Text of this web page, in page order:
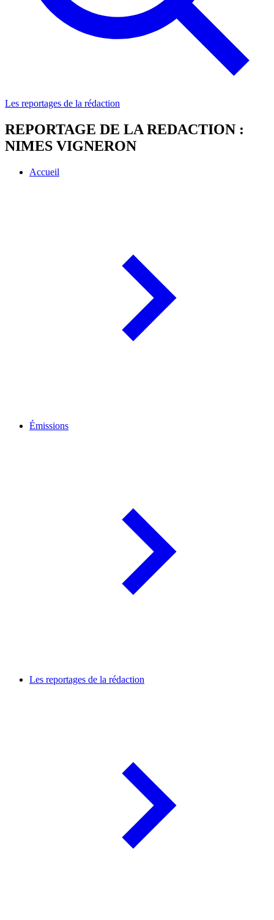
Les reportages de la rédaction
REPORTAGE DE LA REDACTION :
NIMES VIGNERON
Accueil
Émissions
Les reportages de la rédaction